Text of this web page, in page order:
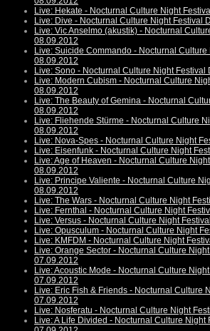
Live: Hekate - Nocturnal Culture Night
Live: Dive - Nocturnal Culture Night Festival
Live: Vic Anselmo (akustik) - Nocturnal
08.09.2012
Live: Suicide Commando - Nocturnal
08.09.2012
Live: Sono - Nocturnal Culture Night Festival
Live: Modern Cubism - Nocturnal Culture
08.09.2012
Live: The Beauty of Gemina - Nocturnal
08.09.2012
Live: Fliehende Stürme - Nocturnal Culture
08.09.2012
Live: Nova-Spes - Nocturnal Culture Night
Live: Eisenfunk - Nocturnal Culture Night
Live: Age of Heaven - Nocturnal Culture
08.09.2012
Live: Principe Valiente - Nocturnal Culture
08.09.2012
Live: The Wars - Nocturnal Culture Night
Live: Fernthal - Nocturnal Culture Night
Live: Versus - Nocturnal Culture Night
Live: Opusculum - Nocturnal Culture Night
Live: KMFDM - Nocturnal Culture Night
Live: Orange Sector - Nocturnal Culture
07.09.2012
Live: Acoustic Mode - Nocturnal Culture
07.09.2012
Live: Eric Fish & Friends - Nocturnal Culture
07.09.2012
Live: Nosferatu - Nocturnal Culture Night
Live: A Life Divided - Nocturnal Culture Night